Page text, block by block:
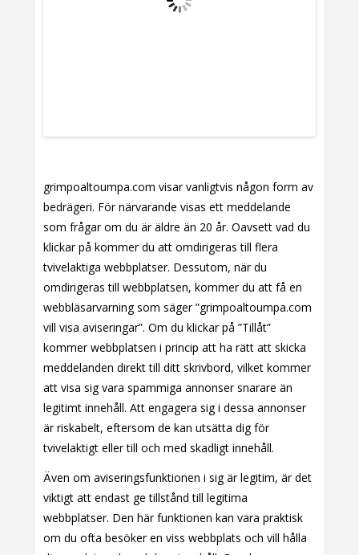
grimpoaltoumpa.com visar vanligtvis någon form av
bedrägeri. För närvarande visas ett meddelande
som frågar om du är äldre än 20 år. Oavsett vad du
klickar på kommer du att omdirigeras till flera
tvivelaktiga webbplatser. Dessutom, när du
omdirigeras till webbplatsen, kommer du att få en
webbläsarvarning som säger ”grimpoaltoumpa.com
vill visa aviseringar”. Om du klickar på ”Tillåt”
kommer webbplatsen i princip att ha rätt att skicka
meddelanden direkt till ditt skrivbord, vilket kommer
att visa sig vara spammiga annonser snarare än
legitimt innehåll. Att engagera sig i dessa annonser
är riskabelt, eftersom de kan utsätta dig för
tvivelaktigt eller till och med skadligt innehåll.
Även om aviseringsfunktionen i sig är legitim, är det
viktigt att endast ge tillstånd till legitima
webbplatser. Den här funktionen kan vara praktisk
om du ofta besöker en viss webbplats och vill hålla